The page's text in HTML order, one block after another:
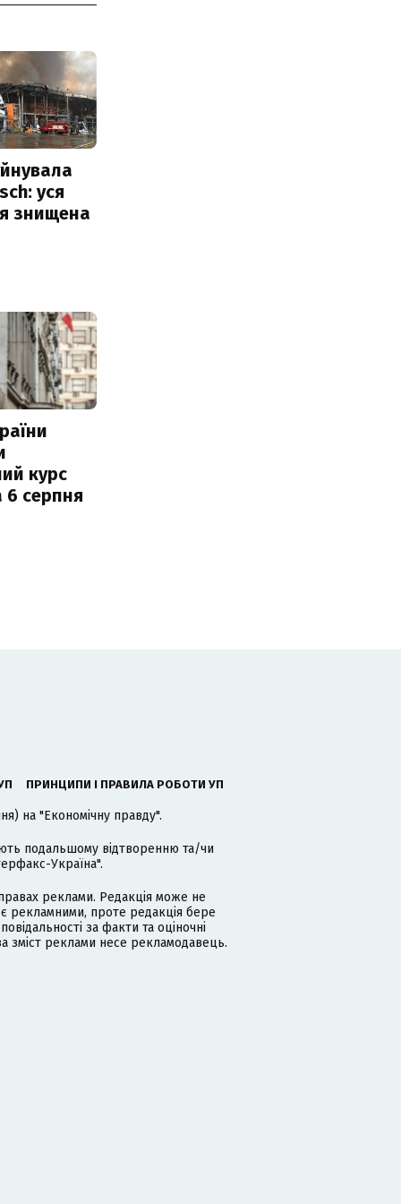
уся
знищена
курс
серпня
ПРИНЦИПИ І ПРАВИЛА РОБОТИ УП
на "Економічну правду".
подальшому відтворенню та/чи
Україна".
реклами. Редакція може не
рекламними, проте редакція бере
за факти та оціночні
зміст реклами несе рекламодавець.